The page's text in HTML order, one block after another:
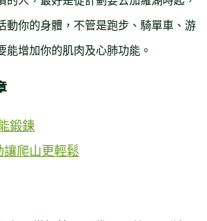
動你的身體，不管是跑步、騎單車、游
能增加你的肌肉及心肺功能。
鍛鍊
爬山更輕鬆